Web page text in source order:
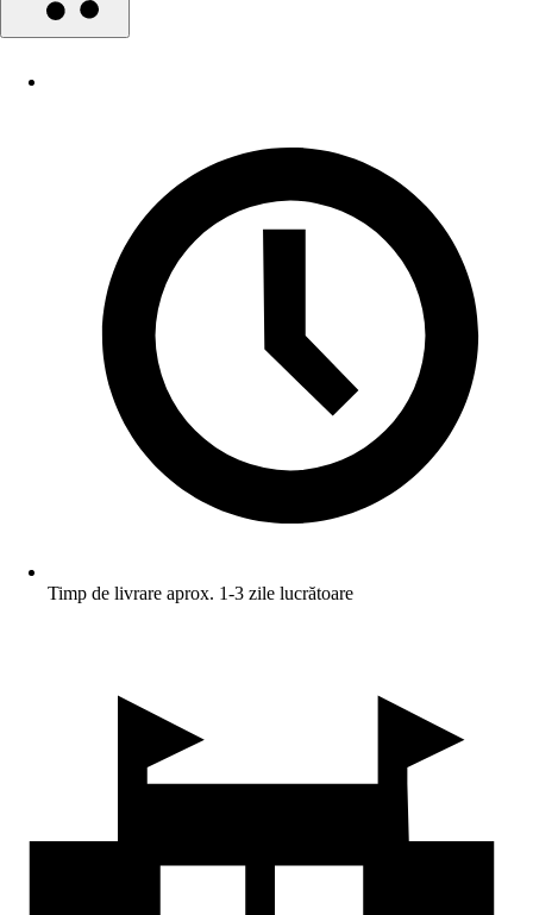
Timp de livrare aprox. 1-3 zile lucrătoare